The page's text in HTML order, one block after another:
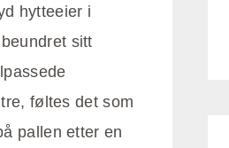
hytteeier i
sitt
føltes det som
pallen etter en